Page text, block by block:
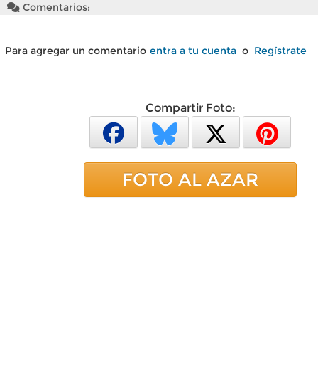
Comentarios:
Para agregar un comentario entra a tu cuenta o Regístrate
Compartir Foto:
FOTO AL AZAR